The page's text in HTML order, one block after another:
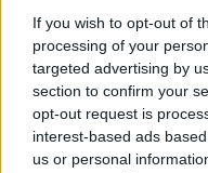
If you wish to opt-out of
processing of your
targeted advertising by
section to confirm your
opt-out request is
interest-based ads
us or personal
Αθλητισμός
Προολυμπιακό
από την Εθνική
ασταμάτητο
Η Εθνική ομάδα
Δημοκρατίας με